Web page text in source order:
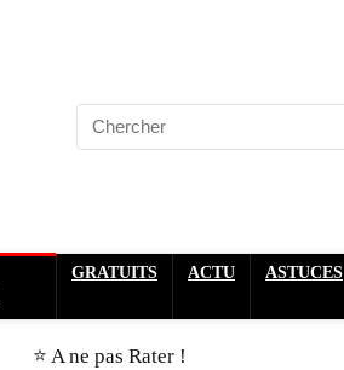
GRATUITS ACTU ASTUCES
⭐️ A ne pas Rater !